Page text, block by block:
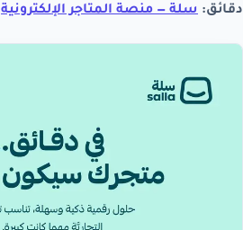
دقائق: سلة — منصة المتاجر الإلكترونية